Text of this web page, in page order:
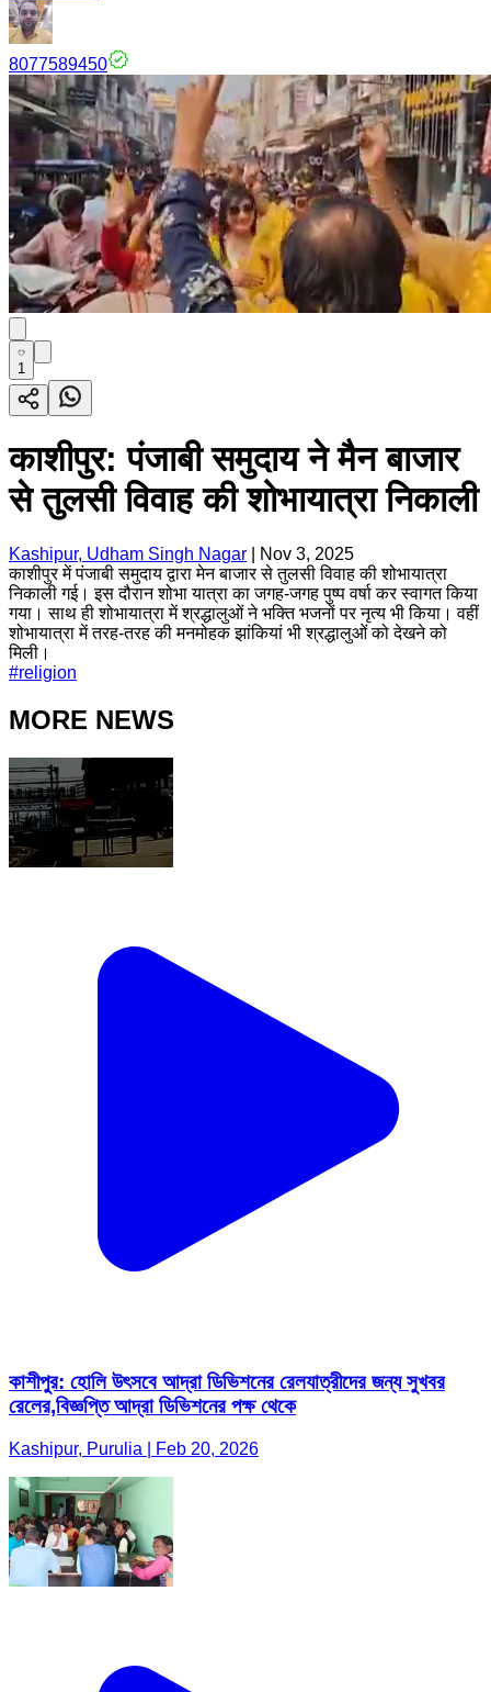
8077589450
1
काशीपुर: पंजाबी समुदाय ने मैन बाजार
से तुलसी विवाह की शोभायात्रा निकाली
Kashipur, Udham Singh Nagar
Nov 3, 2025
काशीपुर में पंजाबी समुदाय द्वारा मेन बाजार से तुलसी विवाह की शोभायात्रा
निकाली गई। इस दौरान शोभा यात्रा का जगह-जगह पुष्प वर्षा कर स्वागत किया
गया। साथ ही शोभायात्रा में श्रद्धालुओं ने भक्ति भजनों पर नृत्य भी किया। वहीं
शोभायात्रा में तरह-तरह की मनमोहक झांकियां भी श्रद्धालुओं को देखने को
मिली।
#religion
MORE NEWS
কাশীপুর: হোলি উৎসবে আদ্রা ডিভিশনের রেলযাত্রীদের জন্য সুখবর
রেলের,বিজ্ঞপ্তি আদ্রা ডিভিশনের পক্ষ থেকে
Kashipur, Purulia | Feb 20, 2026